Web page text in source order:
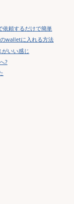
依頼するだけで簡単
walletに入れる方法
いい感じ
?